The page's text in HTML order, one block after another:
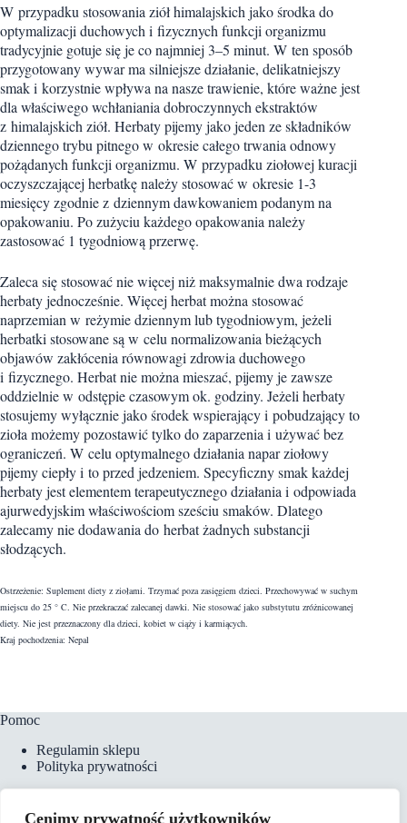
Cenimy prywatność użytkowników
W przypadku stosowania ziół himalajskich jako środka do
optymalizacji duchowych i fizycznych funkcji organizmu
tradycyjnie gotuje się je co najmniej 3–5 minut. W ten sposób
przygotowany wywar ma silniejsze działanie, delikatniejszy
smak i korzystnie wpływa na nasze trawienie, które ważne jest
dla właściwego wchłaniania dobroczynnych ekstraktów
z himalajskich ziół. Herbaty pijemy jako jeden ze składników
dziennego trybu pitnego w okresie całego trwania odnowy
pożądanych funkcji organizmu. W przypadku ziołowej kuracji
oczyszczającej herbatkę należy stosować w okresie 1-3
miesięcy zgodnie z dziennym dawkowaniem podanym na
opakowaniu. Po zużyciu każdego opakowania należy
zastosować 1 tygodniową przerwę.
Zaleca się stosować nie więcej niż maksymalnie dwa rodzaje
herbaty jednocześnie. Więcej herbat można stosować
naprzemian w reżymie dziennym lub tygodniowym, jeżeli
herbatki stosowane są w celu normalizowania bieżących
objawów zakłócenia równowagi zdrowia duchowego
i fizycznego. Herbat nie można mieszać, pijemy je zawsze
oddzielnie w odstępie czasowym ok. godziny. Jeżeli herbaty
stosujemy wyłącznie jako środek wspierający i pobudzający to
zioła możemy pozostawić tylko do zaparzenia i używać bez
ograniczeń. W celu optymalnego działania napar ziołowy
pijemy ciepły i to przed jedzeniem. Specyficzny smak każdej
herbaty jest elementem terapeutycznego działania i odpowiada
ajurwedyjskim właściwościom sześciu smaków. Dlatego
zalecamy nie dodawania do herbat żadnych substancji
słodzących.
Ostrzeżenie: Suplement diety z ziołami. Trzymać poza zasięgiem dzieci. Przechowywać w suchym
miejscu do 25 ° C. Nie przekraczać zalecanej dawki. Nie stosować jako substytutu zróżnicowanej
diety. Nie jest przeznaczony dla dzieci, kobiet w ciąży i karmiących.
Kraj pochodzenia: Nepal
Pomoc
Regulamin sklepu
Polityka prywatności